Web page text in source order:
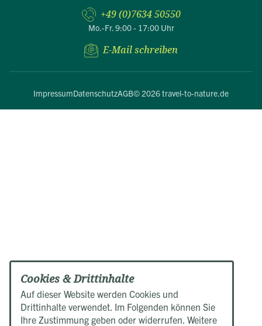
+49 (0)7634 50550
Mo.-Fr. 9:00 - 17:00 Uhr
E-Mail schreiben
ImpressumDatenschutzAGB© 2026 travel-to-nature.de
Cookies & Drittinhalte
Auf dieser Website werden Cookies und
Drittinhalte verwendet. Im Folgenden können Sie
Ihre Zustimmung geben oder widerrufen. Weitere